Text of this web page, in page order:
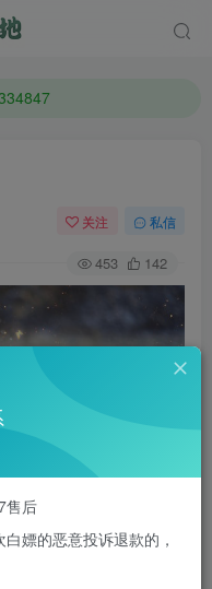
查看最新站点。
关注 私信
453 142
售后
嫖的恶意投诉退款的，